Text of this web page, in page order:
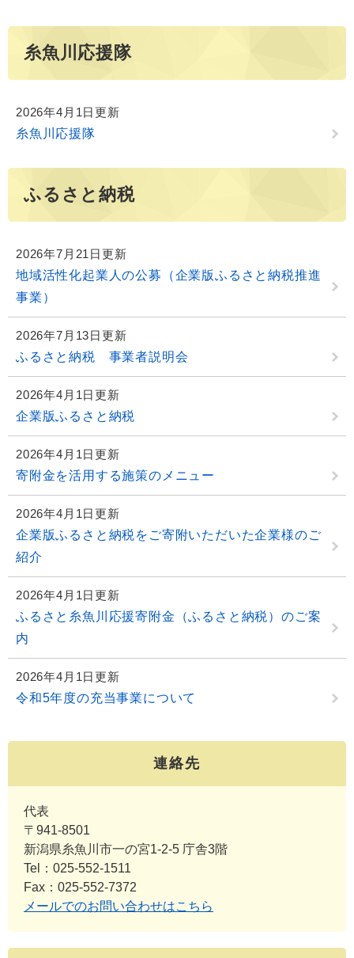
糸魚川応援隊
2026年4月1日更新
糸魚川応援隊
ふるさと納税
2026年7月21日更新
地域活性化起業人の公募（企業版ふるさと納税推進
事業）
2026年7月13日更新
ふるさと納税 事業者説明会
2026年4月1日更新
企業版ふるさと納税
2026年4月1日更新
寄附金を活用する施策のメニュー
2026年4月1日更新
企業版ふるさと納税をご寄附いただいた企業様のご
紹介
2026年4月1日更新
ふるさと糸魚川応援寄附金（ふるさと納税）のご案
内
2026年4月1日更新
令和5年度の充当事業について
連絡先
代表
〒941-8501
新潟県糸魚川市一の宮1-2-5 庁舎3階
Tel：025-552-1511
Fax：025-552-7372
メールでのお問い合わせはこちら